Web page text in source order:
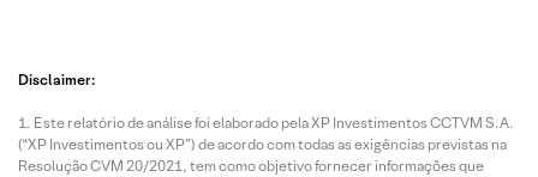
Disclaimer:
Este relatório de análise foi elaborado pela XP Investimentos CCTVM S.A.
(“XP Investimentos ou XP”) de acordo com todas as exigências previstas na
Resolução CVM 20/2021, tem como objetivo fornecer informações que